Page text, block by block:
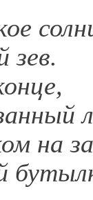
зев.
на